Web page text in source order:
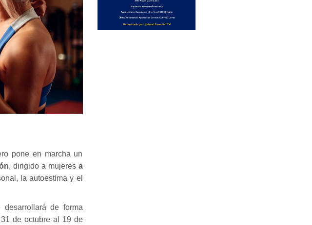
pone en marcha un
, dirigido a mujeres a
la autoestima y el
de forma
de octubre al 19 de